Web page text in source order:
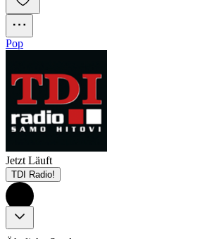
Pop
Jetzt Läuft
TDI Radio!